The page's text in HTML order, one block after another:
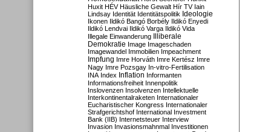
Huxit HÉV Häusliche Gewalt Hír TV Iain
Lindsay Identität Identitätspolitik Ideologie
Ikonen Ildikó Bangó Borbély Ildikó Enyedi
Ildikó Lendvai Ildikó Varga Ildikó Vida
Illegale Einwanderung Illiberale
Demokratie Image Imageschaden
Imagewandel Immobilien Impeachment
Impfung Imre Horváth Imre Kertész Imre
Nagy Imre Pozsgay In-vitro-Fertilisation
INA Index Inflation Informanten
Informationsfreiheit Innenpolitik
Inslovenzen Insolvenzen Intellektuelle
Interkontinentalraketen Internationaler
Eucharistischer Kongress Internationaler
Strafgerichtshof International Investment
Bank (IIB) Internetsteuer Interview
Invasion Invasionsmahnmal Investitionen